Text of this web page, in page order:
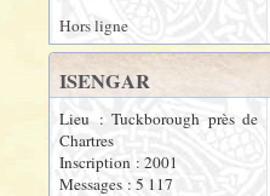
Hors ligne
ISENGAR
Lieu : Tuckborough près de
Chartres
Inscription : 2001
Messages : 5 117